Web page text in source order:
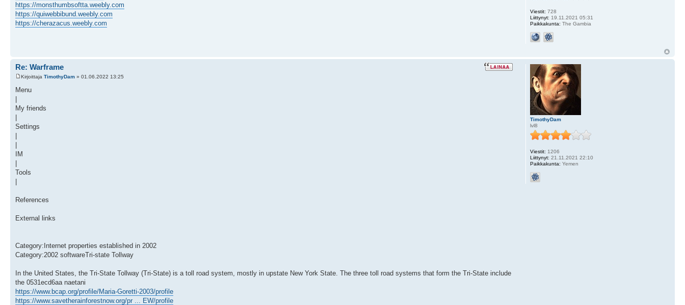
https://monsthumbsoftta.weebly.com
https://quiwebbibund.weebly.com
https://cherazacus.weebly.com
Viestit: 728
Liittynyt: 19.11.2021 05:31
Paikkakunta: The Gambia
Re: Warframe
Kirjoittaja TimothyDam » 01.06.2022 13:25
Menu
My friends
Settings
IM
Tools
References
External links
Category:Internet properties established in 2002
Category:2002 softwareTri-state Tollway
In the United States, the Tri-State Tollway (Tri-State) is a toll road system, mostly in upstate New York State. The three toll road systems that form the Tri-State include
the 0531ecd6aa naetani
https://www.bcap.org/profile/Maria-Goretti-2003/profile
https://www.savetherainforestnow.org/pr ... EW/profile
TimothyDam
lvl8
Viestit: 1206
Liittynyt: 21.11.2021 22:10
Paikkakunta: Yemen